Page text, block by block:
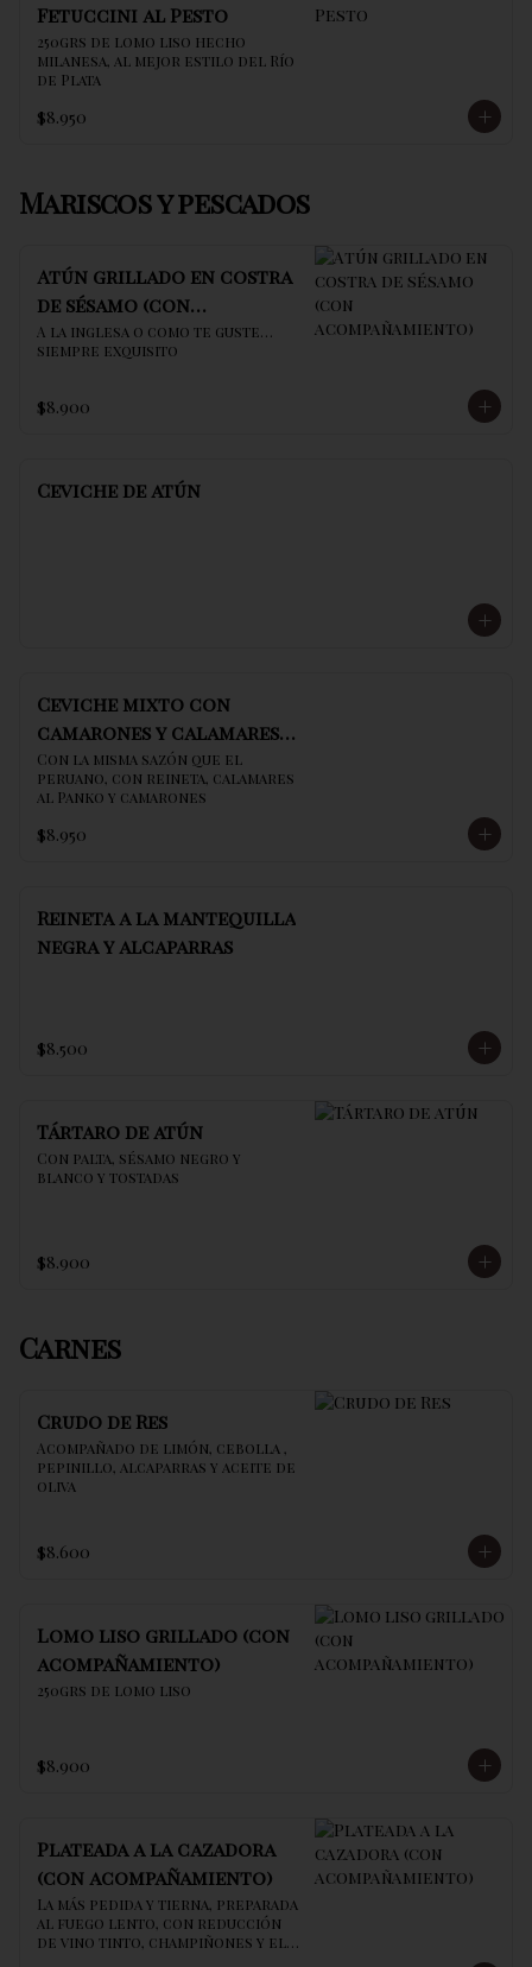
Fetuccini al Pesto
250grs de lomo liso hecho
milanesa, al mejor estilo del Río
de Plata
$8.950
Mariscos y pescados
Atún grillado en costra
de sésamo (con
acompañamiento)
A la inglesa o como te guste…
siempre exquisito
$8.900
Ceviche de atún
Ceviche mixto con
camarones y calamares
al panko
Con la misma sazón que el
peruano, con reineta, calamares
al Panko y camarones
$8.950
Reineta a la mantequilla
negra y alcaparras
$8.500
Tártaro de atún
Con palta, sésamo negro y
blanco y tostadas
$8.900
Carnes
Crudo de Res
Acompañado de limón, cebolla ,
pepinillo, alcaparras y aceite de
oliva
$8.600
Lomo liso grillado (con
acompañamiento)
250grs de lomo liso
$8.900
Plateada a la cazadora
(con acompañamiento)
La más pedida y tierna, preparada
al fuego lento, con reducción
de vino tinto, champiñones y el